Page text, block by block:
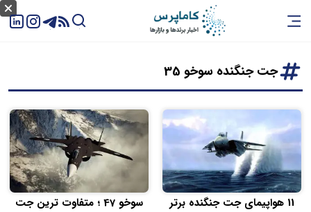
جت جنگنده سوخو 35
11 هواپیمای جت جنگنده برتر
سوخو 47 ؛ متفاوت ترین جت